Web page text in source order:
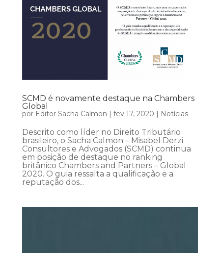
SCMD é novamente destaque na Chambers
Global
por Editor Sacha Calmon | fev 17, 2020 | Notícias
Descrito como líder no Direito Tributário
brasileiro, o Sacha Calmon – Misabel Derzi
Consultores e Advogados (SCMD) continua
em posição de destaque no ranking
britânico Chambers and Partners – Global
2020. O guia ressalta a qualificação e a
reputação dos...